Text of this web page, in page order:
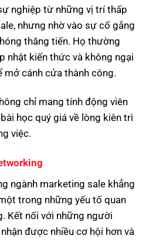
nghiệp từ những vị trí thấp
nhưng nhờ vào sự cố gắng
thăng tiến. Họ thường
nhật kiến thức và không ngại
mở cánh cửa thành công.
chỉ mang tính động viên
học quý giá về lòng kiên trì
việc.
ngành marketing sale khẳng
trong những yếu tố quan
Kết nối với những người
được nhiều cơ hội hơn và